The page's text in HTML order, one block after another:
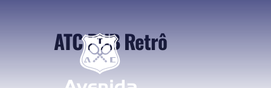
ATC PUB Retrô